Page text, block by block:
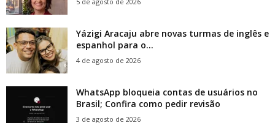
Yázigi Aracaju abre novas turmas de inglês e
espanhol para o...
4 de agosto de 2026
WhatsApp bloqueia contas de usuários no
Brasil; Confira como pedir revisão
3 de agosto de 2026